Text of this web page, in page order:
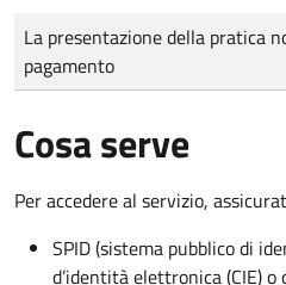
Tipo di pagamento
Importo
La presentazione della pratica
pagamento
Cosa serve
Per accedere al servizio,
SPID (sistema pubblico di
d’identità elettronica (CIE)